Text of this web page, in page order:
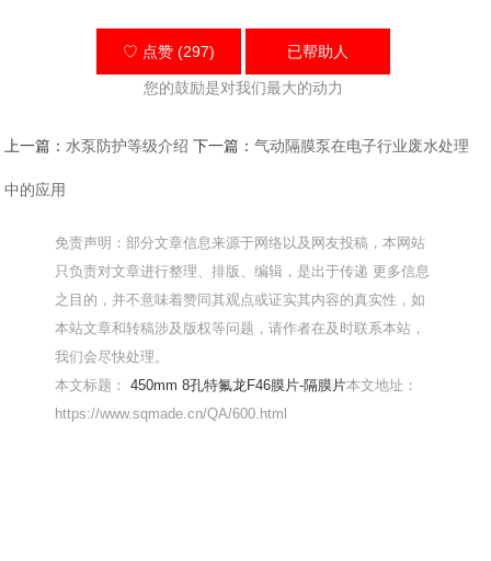
♡ 点赞 (297) 已帮助人
您的鼓励是对我们最大的动力
上一篇：水泵防护等级介绍 下一篇：气动隔膜泵在电子行业废水处理
中的应用
免责声明：部分文章信息来源于网络以及网友投稿，本网站
只负责对文章进行整理、排版、编辑，是出于传递 更多信息
之目的，并不意味着赞同其观点或证实其内容的真实性，如
本站文章和转稿涉及版权等问题，请作者在及时联系本站，
我们会尽快处理。
本文标题：450mm 8孔特氟龙F46膜片-隔膜片本文地址：
https://www.sqmade.cn/QA/600.html